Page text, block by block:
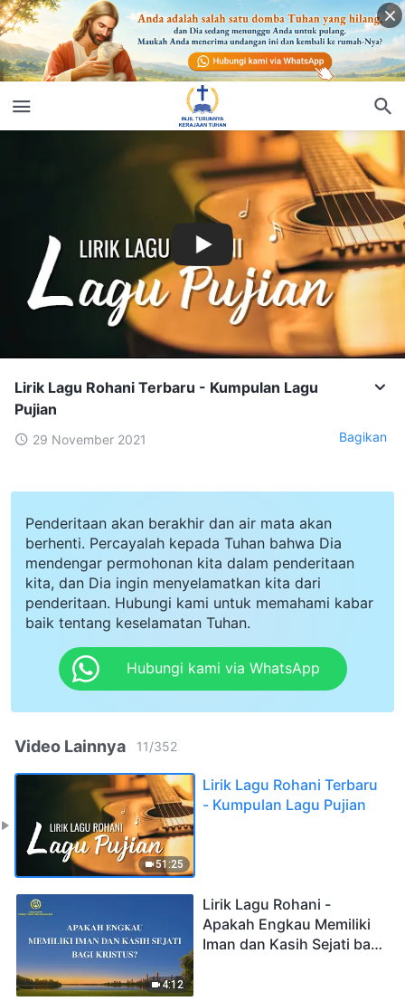
Lirik Lagu Rohani Terbaru - Kumpulan Lagu
Pujian
29 November 2021 Bagikan
Penderitaan akan berakhir dan air mata akan
berhenti. Percayalah kepada Tuhan bahwa Dia
mendengar permohonan kita dalam penderitaan
kita, dan Dia ingin menyelamatkan kita dari
penderitaan. Hubungi kami untuk memahami kabar
baik tentang keselamatan Tuhan.
Hubungi kami via WhatsApp
Video Lainnya 11/352
51:25
Lirik Lagu Rohani Terbaru
- Kumpulan Lagu Pujian
4:12
Lirik Lagu Rohani -
Apakah Engkau Memiliki
Iman dan Kasih Sejati bagi